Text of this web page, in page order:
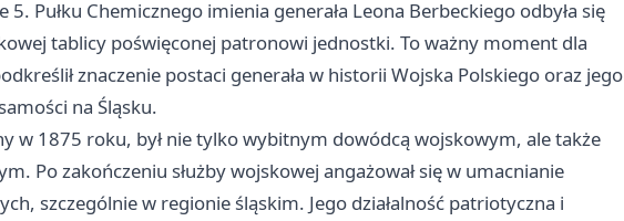
Pułku Chemicznego imienia generała Leona Berbeckiego odbyła się
tablicy poświęconej patronowi jednostki. To ważny moment dla
znaczenie postaci generała w historii Wojska Polskiego oraz jego
na Śląsku.
w 1875 roku, był nie tylko wybitnym dowódcą wojskowym, ale także
Po zakończeniu służby wojskowej angażował się w umacnianie
szczególnie w regionie śląskim. Jego działalność patriotyczna i